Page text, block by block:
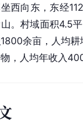
西向东，东经
。村域面积4.5
余亩，人均
，人均年收入